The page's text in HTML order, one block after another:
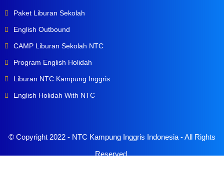
Paket Liburan Sekolah
English Outbound
CAMP Liburan Sekolah NTC
Program English Holidah
Liburan NTC Kampung Inggris
English Holidah With NTC
© Copyright 2022 - NTC Kampung Inggris Indonesia - All Rights
Reserved.